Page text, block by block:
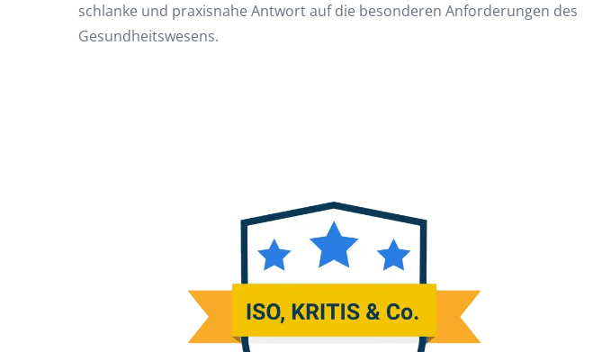
schlanke und praxisnahe Antwort auf die besonderen Anforderungen des
Gesundheitswesens.